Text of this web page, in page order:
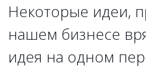
Некоторые идеи,
нашем бизнесе
идея на одном